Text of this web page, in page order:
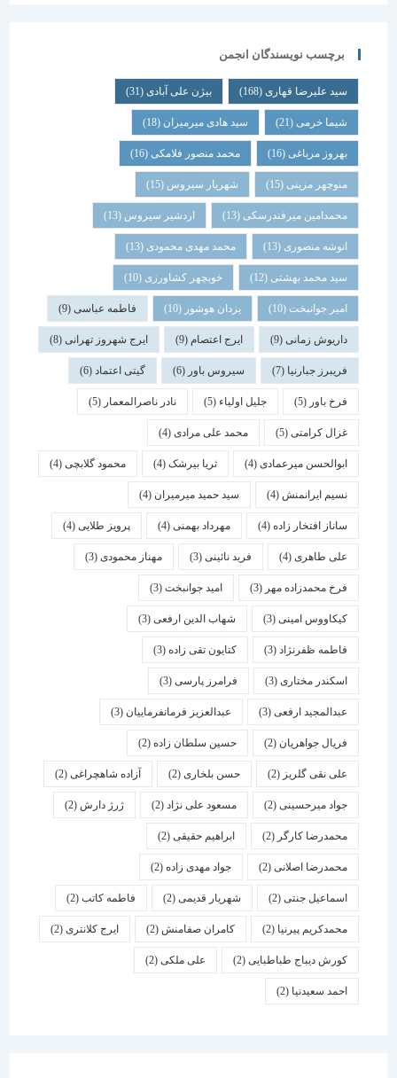
برچسب نویسندگان انجمن
سید علیرضا قهاری(168) بیژن علی آبادی(31)
شیما خرمی(21) سید هادی میرمیران(18)
بهروز مرباغی (16) محمد منصور فلامکی (16)
منوچهر مزینی(15) شهریار سیروس(15)
محمدامین میرفندرسکی(13) اردشیر سیروس(13)
انوشه منصوری(13) محمد مهدی محمودی(13)
سید محمد بهشتی(12) خوبچهر کشاورزی(10)
امیر جوانبخت(10) یزدان هوشور(10) فاطمه عباسی(9)
داریوش زمانی(9) ایرج اعتصام(9) ایرج شهروز تهرانی(8)
فریبرز جبارنیا(7) سیروس باور(6) گیتی اعتماد(6)
فرخ باور(5) جلیل اولیاء(5) نادر ناصرالمعمار (5)
غزال کرامتی(5) محمد علی مرادی(4)
ابوالحسن میرعمادی(4) ثریا بیرشک(4) محمود گلابچی(4)
نسیم ایرانمنش(4) سید حمید میرمیران(4)
ساناز افتخار زاده(4) مهرداد بهمنی (4) پرویز طلایی(4)
علی طاهری(4) فرید نائینی(3) مهناز محمودی(3)
فرخ محمدزاده مهر(3) امید جوانبخت(3)
کیکاووس امینی(3) شهاب الدین ارفعی(3)
فاطمه ظفرنژاد(3) کتایون تقی زاده(3)
اسكندر مختاری (3) فرامرز پارسی(3)
عبدالمجید ارفعی(3) عبدالعزیز فرمانفرماییان(3)
فریال جواهریان(2) حسین سلطان زاده(2)
علی نقی گلریز(2) حسن بلخاری(2) آزاده شاهچراغی(2)
جواد میرحسینی(2) مسعود علی نژاد(2) ژرژ دارش (2)
محمدرضا کارگر(2) ابراهیم حقیقی(2)
محمدرضا اصلانی(2) جواد مهدی زاده(2)
اسماعیل جنتی(2) شهریار قدیمی(2) فاطمه کاتب(2)
محمدکریم پیرنیا (2) کامران صفامنش(2) ایرج کلانتری (2)
کورش دیباج طباطبایی(2) علی ملکی(2)
احمد سعیدنیا (2)